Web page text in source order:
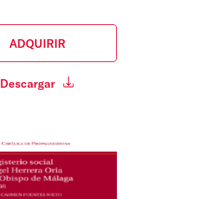
ADQUIRIR
Descargar